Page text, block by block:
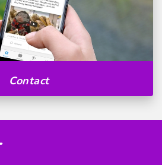
Contact